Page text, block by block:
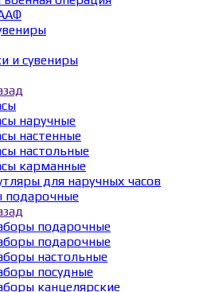
и сувениры
наручные
настенные
настольные
карманные
для наручных часов
подарочные
подарочные
подарочные
настольные
посудные
канцелярские